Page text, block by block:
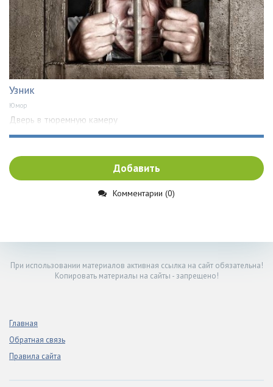
Узник
Юмор
Дверь в тюремную камеру
Добавить
Комментарии (0)
При использовании материалов активная ссылка на сайт обязательна!
Копировать материалы на сайты - запрещено!
Главная
Обратная связь
Правила сайта